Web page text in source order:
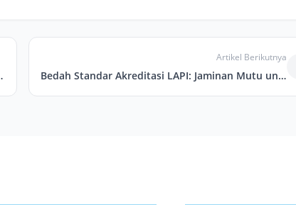
of JAAI
Artikel Berikutnya
Bedah Standar Akreditasi LAPI: Jaminan Mutu untuk Penulis dan Peluang Emas bagi Penerbit.